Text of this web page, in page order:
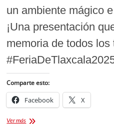
un ambiente mágico
¡Una presentación
memoria de todos
Comparte esto:
Facebook X
Ver másAleks